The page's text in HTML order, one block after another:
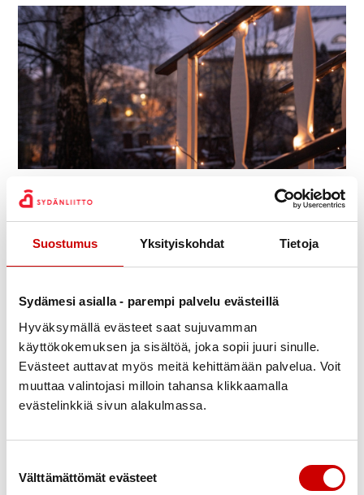
Suostumus Yksityiskohdat Tietoja
Sydämesi asialla - parempi palvelu evästeillä
Hyväksymällä evästeet saat sujuvamman
käyttökokemuksen ja sisältöä, joka sopii juuri sinulle.
Evästeet auttavat myös meitä kehittämään palvelua. Voit
muuttaa valintojasi milloin tahansa klikkaamalla
evästelinkkiä sivun alakulmassa.
Välttämättömät evästeet
Jaa Whatsapp
Jaa Facebook
Jaa Twitter
Hei sydän ystävät,
vuodenaika tuo ihmisille kiireisen, mutta niin ihanan
Sydän-, Reuma- ja Diabetes yhdistykset ovat
päättäneet yhteisestä Pikkujoulu juhlasta Ilveslinnassa
25.11. klo 17 alkaen. Ohessa mainos tilaisuudesta.
Ilmoitus tulee lähiaikoina myös Vekkariin.
Lisätiedot ja ilmoittatumisohjeet: